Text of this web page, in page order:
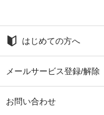
はじめての方へ
メールサービス登録/解除
お問い合わせ